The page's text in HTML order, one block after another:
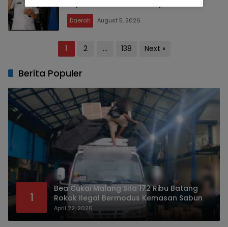
Daerah August 5, 2026
1 2 … 138 Next »
Berita Populer
1
Bea Cukai Malang Sita 172 Ribu Batang
Rokok Ilegal Bermodus Kemasan Sabun
April 22, 2026